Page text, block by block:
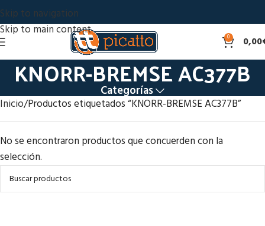
Skip to navigation
Skip to main content
0 0,00
KNORR-BREMSE AC377B
Categorías
Inicio Productos etiquetados “KNORR-BREMSE AC377B”
No se encontraron productos que concuerden con la
selección.